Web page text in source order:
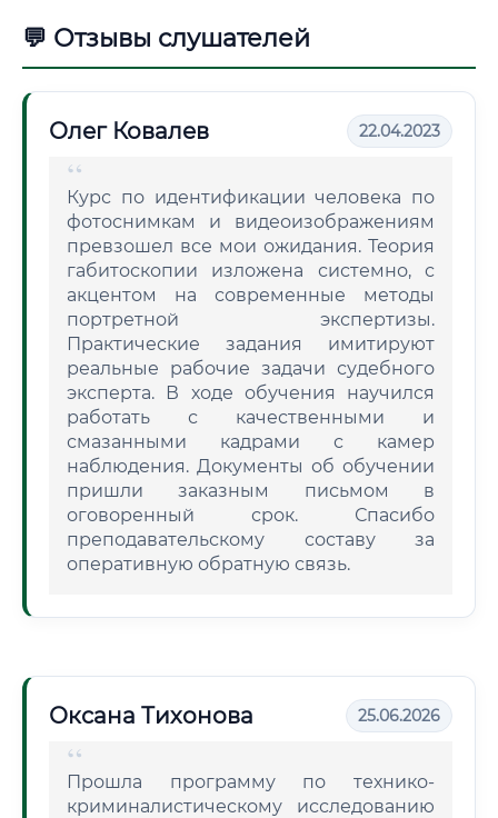
💬 Отзывы слушателей
Олег Ковалев 22.04.2023
Курс по идентификации человека по
фотоснимкам и видеоизображениям
превзошел все мои ожидания. Теория
габитоскопии изложена системно, с
акцентом на современные методы
портретной экспертизы.
Практические задания имитируют
реальные рабочие задачи судебного
эксперта. В ходе обучения научился
работать с качественными и
смазанными кадрами с камер
наблюдения. Документы об обучении
пришли заказным письмом в
оговоренный срок. Спасибо
преподавательскому составу за
оперативную обратную связь.
Оксана Тихонова 25.06.2026
Прошла программу по технико-
криминалистическому исследованию